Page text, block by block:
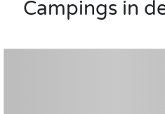
Campings in